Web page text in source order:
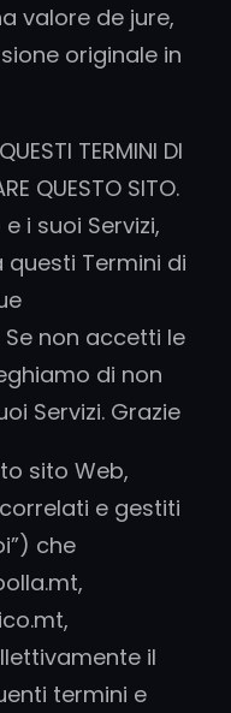
valore de jure,
originale in
TERMINI DI
QUESTO SITO.
i suoi Servizi,
Termini di
Se non accetti le
di non
Servizi. Grazie
sito Web,
e gestiti
che
il
termini e